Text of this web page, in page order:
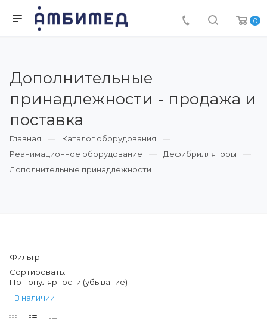
0
Дополнительные
принадлежности - продажа и
поставка
Главная
Каталог оборудования
Реанимационное оборудование
Дефибрилляторы
Дополнительные принадлежности
Фильтр
Сортировать:
По популярности (убывание)
В наличии